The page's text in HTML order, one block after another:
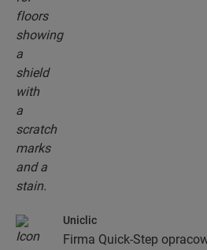
Uniclic
Firma Quick-Step